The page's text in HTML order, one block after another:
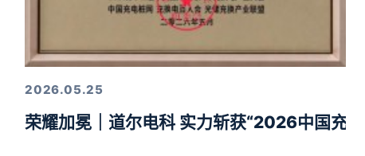
2026.05.25
荣耀加冕｜道尔电科 实力斩获“2026中国充